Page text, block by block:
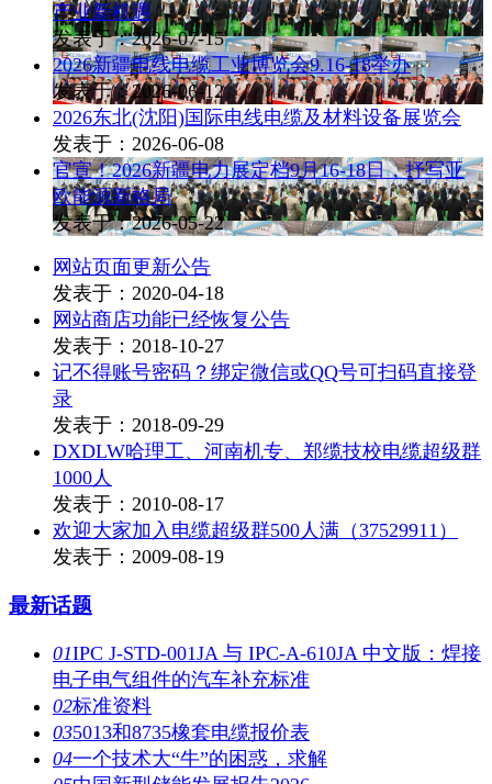
产业新机遇
发表于：2026-07-15
2026新疆电线电缆工业博览会9.16-18举办
发表于：2026-06-12
2026东北(沈阳)国际电线电缆及材料设备展览会
发表于：2026-06-08
官宣！2026新疆电力展定档9月16-18日，抒写亚
欧能源新格局
发表于：2026-05-22
网站页面更新公告
发表于：2020-04-18
网站商店功能已经恢复公告
发表于：2018-10-27
记不得账号密码？绑定微信或QQ号可扫码直接登
录
发表于：2018-09-29
DXDLW哈理工、河南机专、郑缆技校电缆超级群
1000人
发表于：2010-08-17
欢迎大家加入电缆超级群500人满（37529911）
发表于：2009-08-19
最新话题
01IPC J-STD-001JA 与 IPC-A-610JA 中文版：焊接
电子电气组件的汽车补充标准
02标准资料
035013和8735橡套电缆报价表
04一个技术大“牛”的困惑，求解